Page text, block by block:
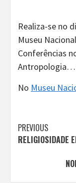
Realiza-se no
Museu
Conferências
No Museu
Continue
Reading
PREVIOUS
RELIGIOSIDADE